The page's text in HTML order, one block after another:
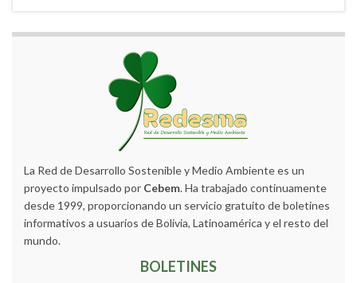
La Red de Desarrollo Sostenible y Medio Ambiente es un
proyecto impulsado por Cebem. Ha trabajado continuamente
desde 1999, proporcionando un servicio gratuito de boletines
informativos a usuarios de Bolivia, Latinoamérica y el resto del
mundo.
BOLETINES